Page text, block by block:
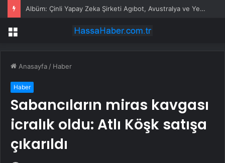
Albüm: Çinli Yapay Zeka Şirketi Agıbot, Avustralya ve Yeni Zelanda’da Faaliyet Alanlarını Genişletiyor
Menü
Anasayfa / Haber
Haber
Sabancıların miras kavgası
icralık oldu: Atlı Köşk satışa
çıkarıldı